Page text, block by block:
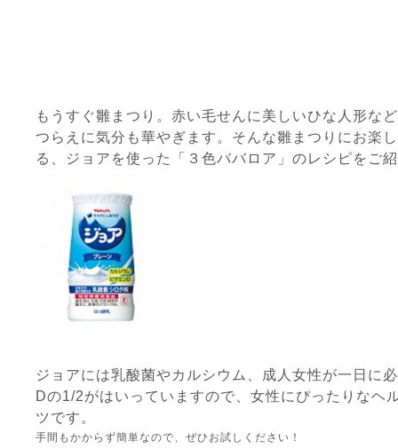
もうすぐ雛まつり。赤い毛せんに美しいひな人形な
つらえに気分も華やぎます。そんな雛まつりにお楽
る、ジョアを使った「３色ババロア」のレシピをご
ジョアには乳酸菌やカルシウム、成人女性が一日に
Dの1/2がはいっていますので、女性にぴったりなヘ
ツです。
手間もかからず簡単なので、ぜひお試しください！